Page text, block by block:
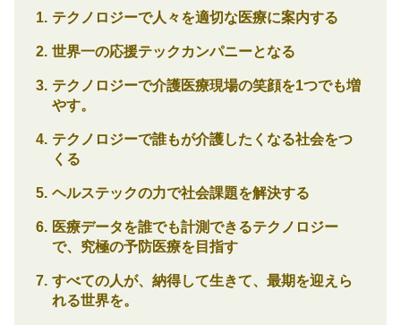
テクノロジーで人々を適切な医療に案内する
世界一の応援テックカンパニーとなる
テクノロジーで介護医療現場の笑顔を1つでも増
やす。
テクノロジーで誰もが介護したくなる社会をつ
くる
ヘルステックの力で社会課題を解決する
医療データを誰でも計測できるテクノロジー
で、究極の予防医療を目指す
すべての人が、納得して生きて、最期を迎えら
れる世界を。